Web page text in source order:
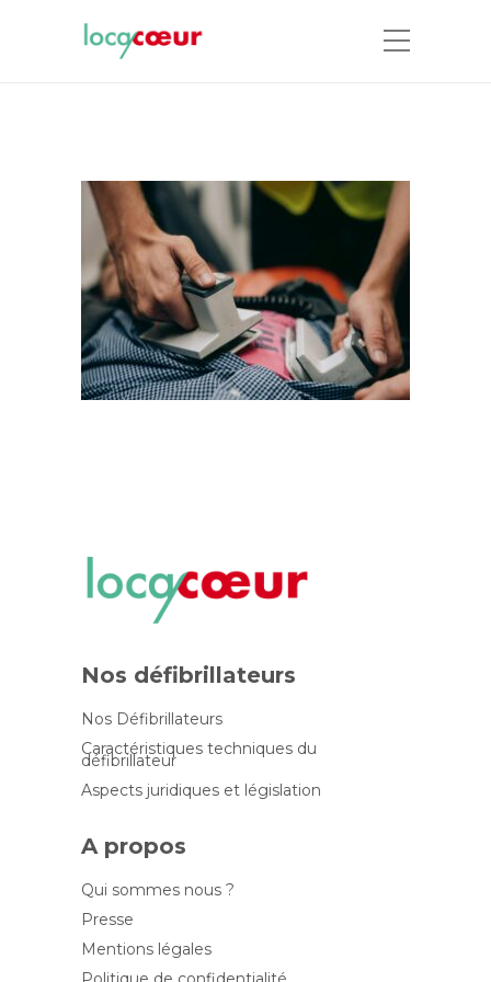
Nos défibrillateurs
Nos Défibrillateurs
Caractéristiques techniques du
défibrillateur
Aspects juridiques et législation
A propos
Qui sommes nous ?
Presse
Mentions légales